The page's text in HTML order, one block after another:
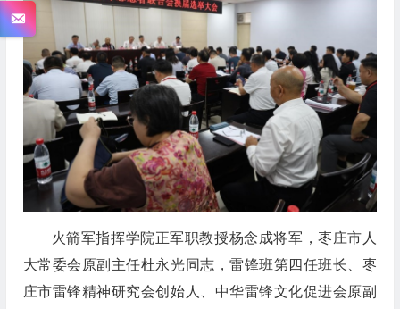
火箭军指挥学院正军职教授杨念成将军，枣庄市人
大常委会原副主任杜永光同志，雷锋班第四任班长、枣
庄市雷锋精神研究会创始人、中华雷锋文化促进会原副